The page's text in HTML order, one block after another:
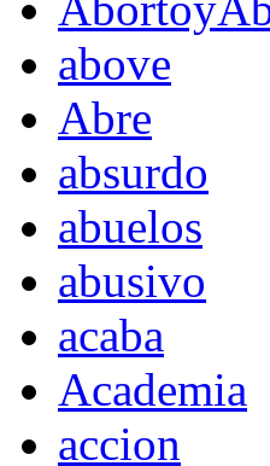
above
Abre
absurdo
abuelos
abusivo
acaba
Academia
accion